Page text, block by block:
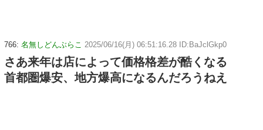
766: 名無しどんぶらこ 2025/06/16(月) 06:51:16.28 ID:BaJclGkp0
さあ来年は店によって価格格差が酷くなる
首都圏爆安、地方爆高になるんだろうねえ